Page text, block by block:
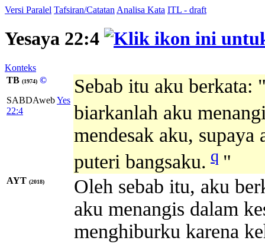
Versi Paralel Tafsiran/Catatan Analisa Kata ITL - draft
Yesaya 22:4
Konteks
TB (1974) ©
SABDAwebYes
22:4
Sebab itu aku berkata:
biarkanlah aku
mendesak aku, supaya
puteri bangsaku. q "
AYT (2018)
Oleh sebab itu, aku
aku menangis dalam
menghiburku karena